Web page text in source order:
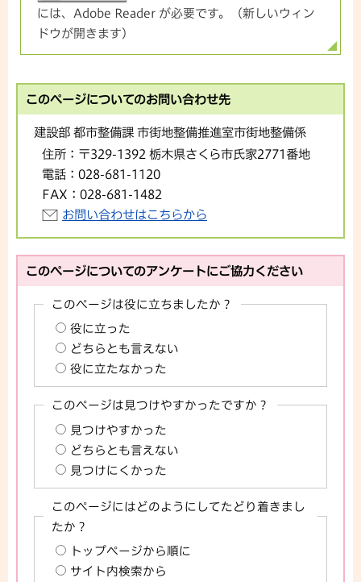
には、Adobe Reader が必要です。（新しいウィン
ドウが開きます）
このページについてのお問い合わせ先
建設部 都市整備課 市街地整備推進室市街地整備係
住所： 〒329-1392 栃木県さくら市氏家2771番地
電話： 028-681-1120
FAX： 028-681-1482
お問い合わせはこちらから
このページについてのアンケートにご協力ください
このページは役に立ちましたか？
役に立った
どちらとも言えない
役に立たなかった
このページは見つけやすかったですか？
見つけやすかった
どちらとも言えない
見つけにくかった
このページにはどのようにしてたどり着きまし
たか？
トップページから順に
サイト内検索から